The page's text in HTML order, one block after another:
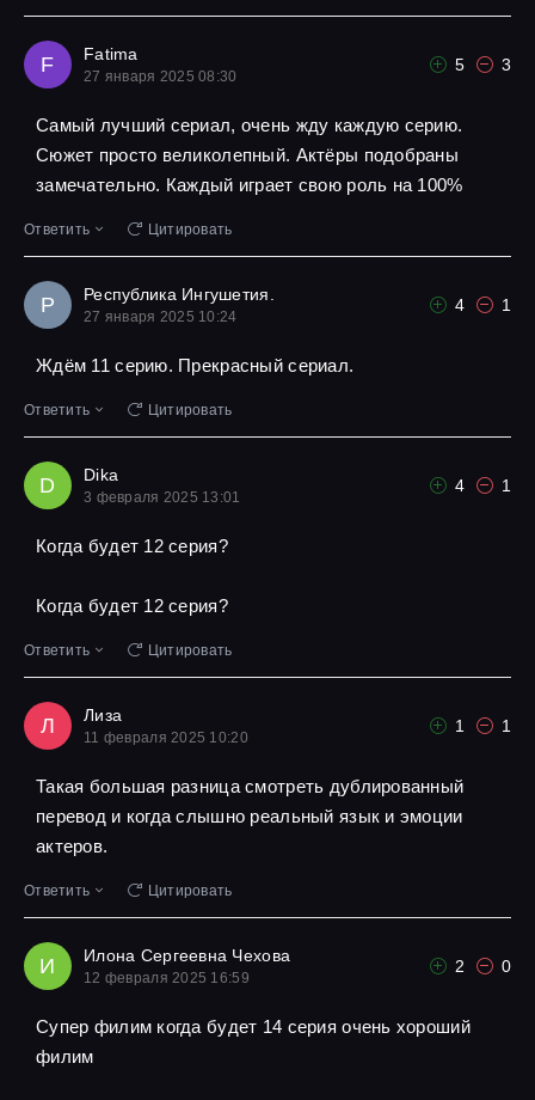
F Fatima
27 января 2025 08:30
5 3
Самый лучший сериал, очень жду каждую серию.
Сюжет просто великолепный. Актёры подобраны
замечательно. Каждый играет свою роль на 100%
Ответить Цитировать
Р Республика Ингушетия.
27 января 2025 10:24
4 1
Ждём 11 серию. Прекрасный сериал.
Ответить Цитировать
D Dika
3 февраля 2025 13:01
4 1
Когда будет 12 серия?
Когда будет 12 серия?
Ответить Цитировать
Л Лиза
11 февраля 2025 10:20
1 1
Такая большая разница смотреть дублированный
перевод и когда слышно реальный язык и эмоции
актеров.
Ответить Цитировать
И Илона Сергеевна Чехова
12 февраля 2025 16:59
2 0
Супер филим когда будет 14 серия очень хороший
филим